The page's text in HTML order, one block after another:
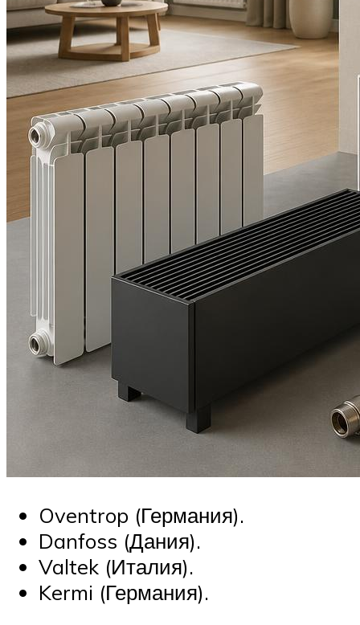
Oventrop (Германия).
Danfoss (Дания).
Valtek (Италия).
Kermi (Германия).